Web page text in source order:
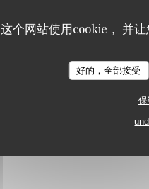
这个网站使用cookie， 并
好的，全部接受